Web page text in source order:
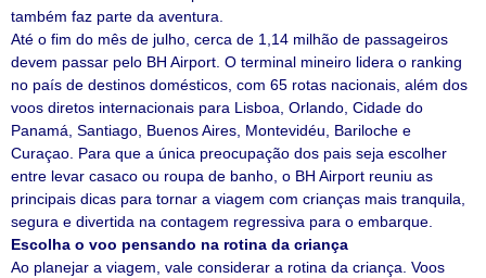
também faz parte da aventura.
Até o fim do mês de julho, cerca de 1,14 milhão de passageiros
devem passar pelo BH Airport. O terminal mineiro lidera o ranking
no país de destinos domésticos, com 65 rotas nacionais, além dos
voos diretos internacionais para Lisboa, Orlando, Cidade do
Panamá, Santiago, Buenos Aires, Montevidéu, Bariloche e
Curaçao. Para que a única preocupação dos pais seja escolher
entre levar casaco ou roupa de banho, o BH Airport reuniu as
principais dicas para tornar a viagem com crianças mais tranquila,
segura e divertida na contagem regressiva para o embarque.
Escolha o voo pensando na rotina da criança
Ao planejar a viagem, vale considerar a rotina da criança. Voos